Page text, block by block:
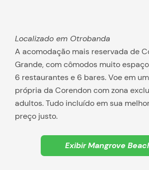
Localizado em Otrobanda
A acomodação mais reservada de
Grande, com cômodos muito
6 restaurantes e 6 bares. Voe em
própria da Corendon com zona
adultos. Tudo incluído em sua
preço justo.
Exibir Mangrove